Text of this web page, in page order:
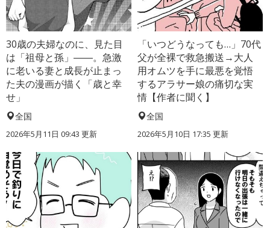
30歳の夫婦なのに、見た目
は「祖母と孫」――。急激
に老いる妻と成長が止まっ
た夫の漫画が描く「歳と幸
せ」
全国
2026年5月11日 09:43 更新
「いつどうなっても…」70代
父が全裸で救急搬送→大人
用オムツを手に最悪を覚悟
するアラサー娘の痛切な実
情【作者に聞く】
全国
2026年5月10日 17:35 更新